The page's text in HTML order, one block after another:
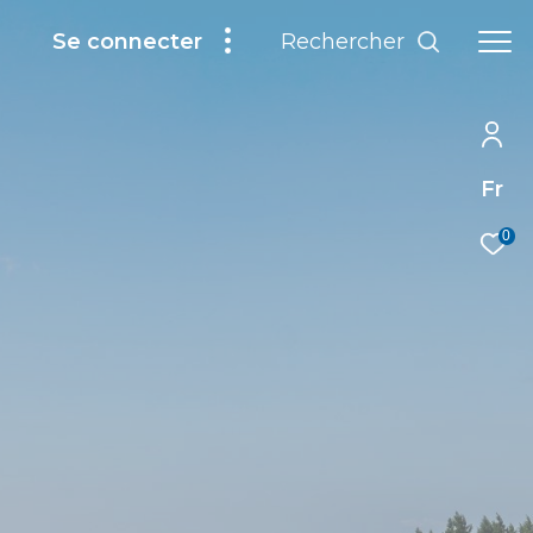
Fr
0
Se connecter Rechercher